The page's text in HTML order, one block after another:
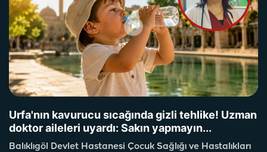
Urfa'nın kavurucu sıcağında gizli tehlike! Uzman
doktor aileleri uyardı: Sakın yapmayın...
Balıklıgöl Devlet Hastanesi Çocuk Sağlığı ve Hastalıkları